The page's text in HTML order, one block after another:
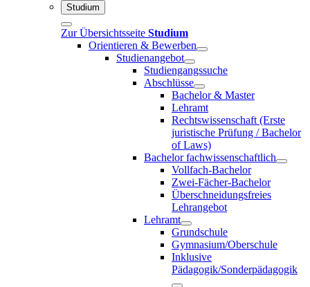
Studium
Zur Übersichtsseite Studium
Orientieren & Bewerben
Studienangebot
Studiengangssuche
Abschlüsse
Bachelor & Master
Lehramt
Rechtswissenschaft (Erste
juristische Prüfung / Bachelor
of Laws)
Bachelor fachwissenschaftlich
Vollfach-Bachelor
Zwei-Fächer-Bachelor
Überschneidungsfreies
Lehrangebot
Lehramt
Grundschule
Gymnasium/Oberschule
Inklusive
Pädagogik/Sonderpädagogik